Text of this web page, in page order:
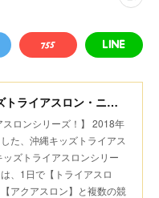
【公式】沖縄キッズトライアスロン・ニコニコちびっ子デュアスロン・美ら島スポーツ
スロンシリーズ！】 2018年
た、沖縄キッズトライアス
ズトライアスロンシリー
、1日で【トライアスロ
アクアスロン】と複数の競